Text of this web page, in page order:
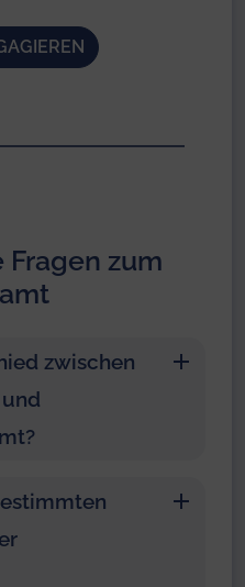
Fragen zum
zwischen